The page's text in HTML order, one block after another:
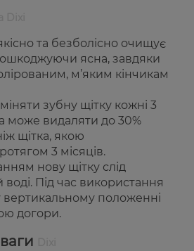
та безболісно очищує
ясна, завдяки
м’яким кінчикам
зубну щітку кожні 3
може видаляти до 30%
щітка, якою
3 місяців.
нову щітку слід
Під час використання
вертикальному положенні
догори.